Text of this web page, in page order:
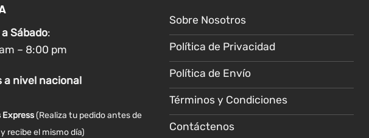
elegir
en
página
producto
producto
pueden
elegir
en
la
de
producto
Sábado:
– 8:00 pm
a nivel nacional
Express(Realiza tu pedido antes de
recibe el mismo día)
Sobre Nosotros
Política de Privacidad
Política de Envío
Términos y Condiciones
Contáctenos